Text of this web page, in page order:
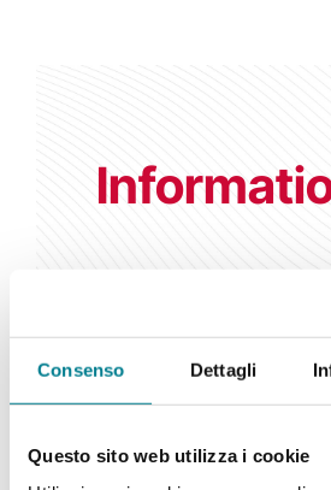
Consenso Dettagli
Questo sito web utilizza i cookie
+41 91 985 28 28